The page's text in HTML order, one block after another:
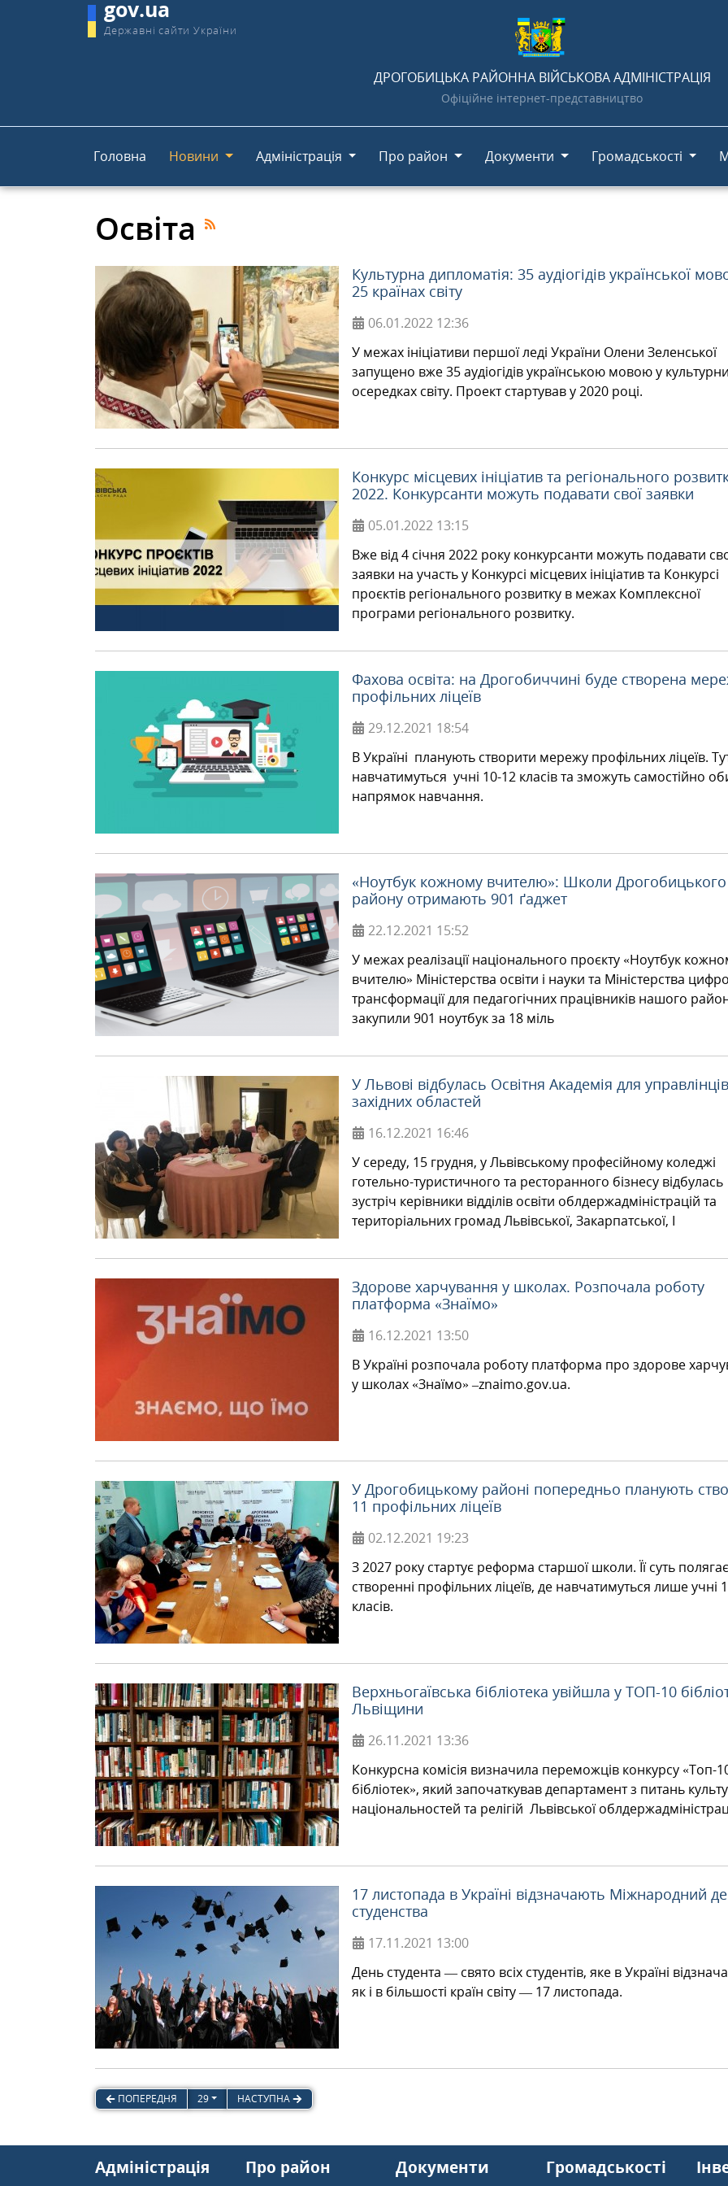
gov.ua
Державні сайти України
ДРОГОБИЦЬКА РАЙОННА ВІЙСЬКОВА АДМІНІСТРАЦІЯ
Офіційне інтернет-представництво
Головна Новини Адміністрація Про район Документи Громадськості
Освіта
Культурна дипломатія: 35 аудіогідів української
25 країнах світу
06.01.2022 12:36
У межах ініціативи першої леді України Олени Зеленської
запущено вже 35 аудіогідів українською мовою у
осередках світу. Проект стартував у 2020 році.
Конкурс місцевих ініціатив та регіонального
2022. Конкурсанти можуть подавати свої заявки
05.01.2022 13:15
Вже від 4 січня 2022 року конкурсанти можуть подавати
заявки на участь у Конкурсі місцевих ініціатив та Конкурсі
проєктів регіонального розвитку в межах Комплексної
програми регіонального розвитку.
Фахова освіта: на Дрогобиччині буде створена
профільних ліцеїв
29.12.2021 18:54
В Україні планують створити мережу профільних ліцеїв.
навчатимуться учні 10-12 класів та зможуть самостійно
напрямок навчання.
«Ноутбук кожному вчителю»: Школи Дрогобицького
району отримають 901 ґаджет
22.12.2021 15:52
У межах реалізації національного проєкту «Ноутбук
вчителю» Міністерства освіти і науки та Міністерства
трансформації для педагогічних працівників нашого
закупили 901 ноутбук за 18 міль
У Львові відбулась Освітня Академія для управлінців
західних областей
16.12.2021 16:46
У середу, 15 грудня, у Львівському професійному коледжі
готельно-туристичного та ресторанного бізнесу відбулась
зустріч керівники відділів освіти облдержадміністрацій та
територіальних громад Львівської, Закарпатської, І
Здорове харчування у школах. Розпочала роботу
платформа «Знаїмо»
16.12.2021 13:50
В Україні розпочала роботу платформа про здорове
у школах «Знаїмо» –znaimo.gov.ua.
У Дрогобицькому районі попередньо планують
11 профільних ліцеїв
02.12.2021 19:23
З 2027 року стартує реформа старшої школи. Її суть
створенні профільних ліцеїв, де навчатимуться лише учні
класів.
Верхньогаївська бібліотека увійшла у ТОП-10
Львіщини
26.11.2021 13:36
Конкурсна комісія визначила переможців конкурсу «Топ-
бібліотек», який започаткував департамент з питань
національностей та релігій Львівської
17 листопада в Україні відзначають Міжнародний
студенства
17.11.2021 13:00
День студента — свято всіх студентів, яке в Україні
як і в більшості країн світу — 17 листопада.
ПОПЕРЕДНЯ 29 НАСТУПНА
Адміністрація Про район Документи Громадськості